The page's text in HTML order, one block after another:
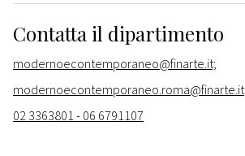
Contatta il dipartimento
modernoecontemporaneo@finarte.it;
modernoecontemporaneo.roma@finarte.it
02 3363801 - 06 6791107